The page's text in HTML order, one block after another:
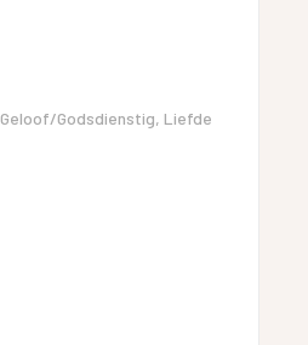
Geloof/Godsdienstig, Liefde